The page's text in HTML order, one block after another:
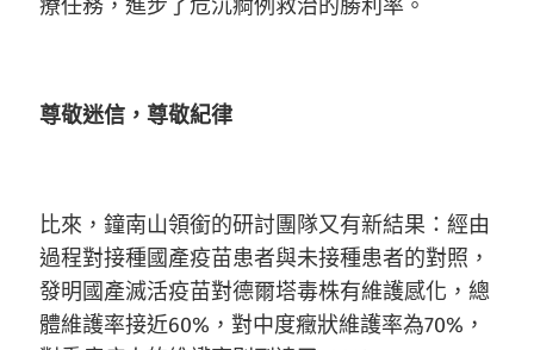
療任務，進步了危沉痾例救治的勝利率。
尊敬迷信，尊敬紀律
比來，鐘南山領銜的研討團隊又有新結果：經由
過程對接種國產疫苗患者與未接種患者的對照，
發明國產滅活疫苗對德爾塔毒株有維護感化，總
體維護率接近60%，對中度癥狀維護率為70%，